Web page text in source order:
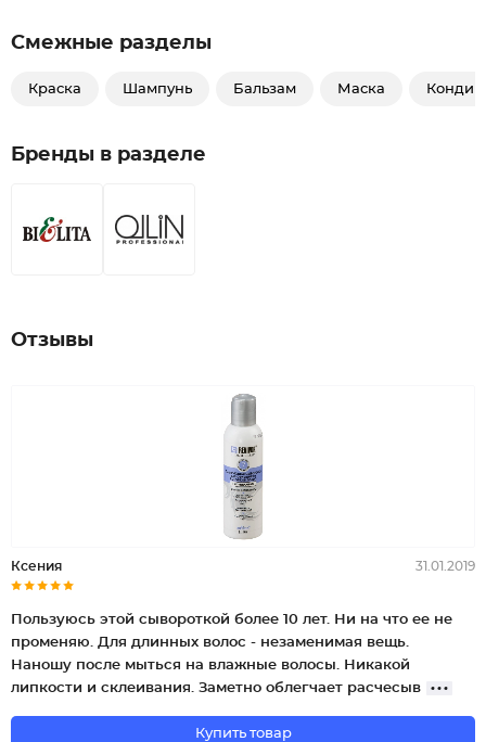
Смежные разделы
Краска Шампунь Бальзам Маска
Бренды в разделе
Отзывы
Ксения 31.01.2019
Пользуюсь этой сывороткой более 10 лет. Ни на что ее не
променяю. Для длинных волос - незаменимая вещь.
Наношу после мыться на влажные волосы. Никакой
липкости и склеивания. Заметно облегчает расчесыв
Купить товар